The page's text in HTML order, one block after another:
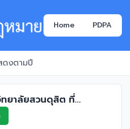
Home PDPA
ดงตามปี
ทยาลัยสวนดุสิต ที่
รื่อง แต่งตั้งรองคณบดี